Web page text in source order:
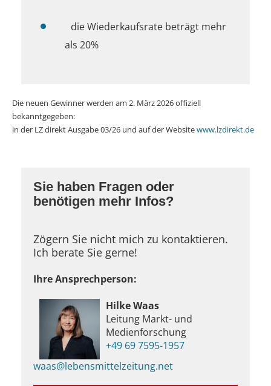
die Wiederkaufsrate beträgt mehr
als 20%
Die neuen Gewinner werden am 2. März 2026 offiziell
bekanntgegeben:
in der LZ direkt Ausgabe 03/26 und auf der Websitewww.lzdirekt.de
Sie haben Fragen oder
benötigen mehr Infos?
Zögern Sie nicht mich zu kontaktieren.
Ich berate Sie gerne!
Ihre Ansprechperson:
Hilke Waas
Leitung Markt- und
Medienforschung
+49 69 7595-1957
waas@lebensmittelzeitung.net